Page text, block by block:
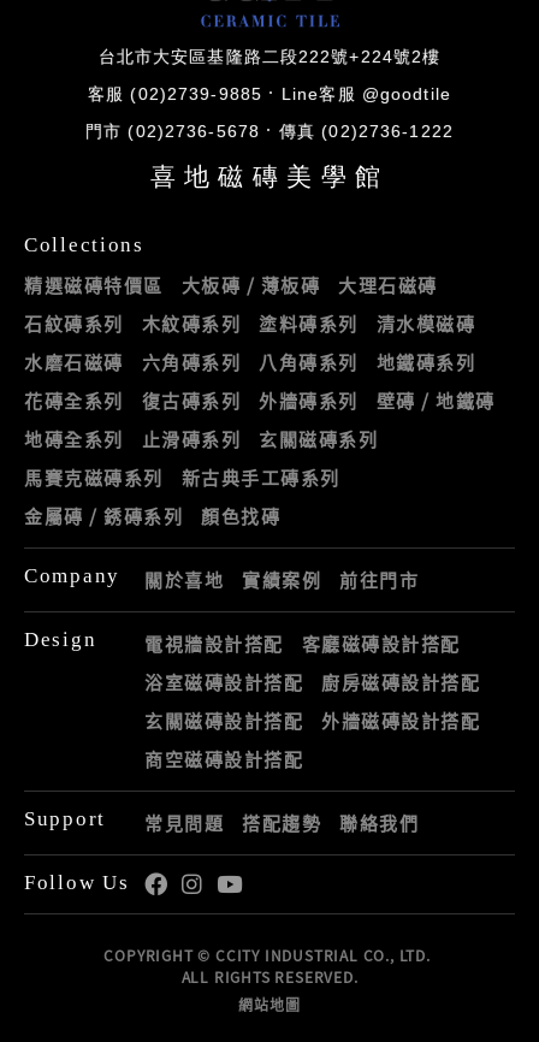
台北市大安區基隆路二段222號+224號2樓
客服 (02)2739-9885 Line客服 @goodtile
門市 (02)2736-5678 傳真 (02)2736-1222
喜地磁磚美學館
Collections
精選磁磚特價區 大板磚 / 薄板磚
大理石磁磚
石紋磚系列
木紋磚系列 塗料磚系列
清水模磁磚
水磨石磁磚
六角磚系列 八角磚系列
地鐵磚系列
花磚全系列
復古磚系列 外牆磚系列
壁磚 / 地鐵磚
地磚全系列
止滑磚系列
玄關磁磚系列
馬賽克磁磚系列
新古典手工磚系列
金屬磚 / 銹磚系列
顏色找磚
Company 關於喜地 實績案例 前往門市
Design 電視牆設計搭配
客廳磁磚設計搭配
浴室磁磚設計搭配
廚房磁磚設計搭配
玄關磁磚設計搭配
外牆磁磚設計搭配
商空磁磚設計搭配
Support 常見問題 搭配趨勢 聯絡我們
Follow Us
COPYRIGHT © CCITY INDUSTRIAL CO., LTD.
ALL RIGHTS RESERVED.
網站地圖